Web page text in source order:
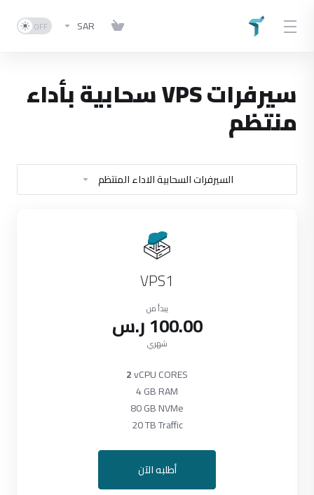
SAR
سيرفرات VPS سحابية بأداء
منتظم
السيرفرات السحابية الاداء المنتظم
VPS1
يبدأ من
100.00 ر.س
شهري
2vCPU CORES
4 GB RAM
80 GB NVMe
20 TB Traffic
أطلبه الآن